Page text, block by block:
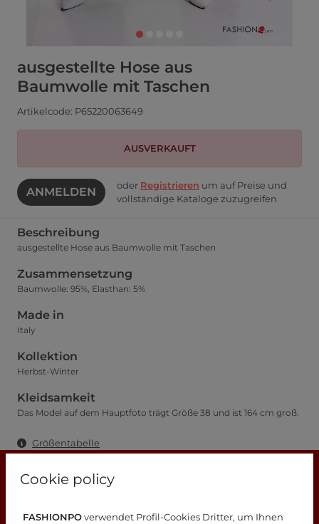
Cookie policy
FASHIONPOverwendet Profil-Cookies Dritter, um Ihnen
ausgestellte Hose aus
Baumwolle mit Taschen
Artikelcode: P65220063649
AUSVERKAUFT
ANMELDEN oder Registrieren um auf Preise und
vollständige Kataloge zuzugreifen
Beschreibung
ausgestellte Hose aus Baumwolle mit Taschen
Zusammensetzung
Baumwolle: 95%, Elasthan: 5%
Made in
Italy
Kollektion
Herbst-Winter
Kleidsamkeit
Das Model auf dem Hauptfoto trägt Größe 38 und ist 164 cm groß.
Größentabelle